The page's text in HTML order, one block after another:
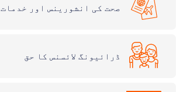
صحت کی انشورینس اور خدمات
ڈرائیونگ لائسنس کا حق